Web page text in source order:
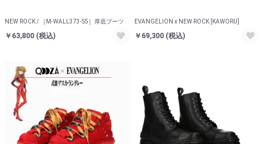
NEW ROCK / ［M-WALL373-S5］厚底ブーツ
￥63,800 (税込)
EVANGELION x NEW ROCK [KAWORU]
￥69,300 (税込)